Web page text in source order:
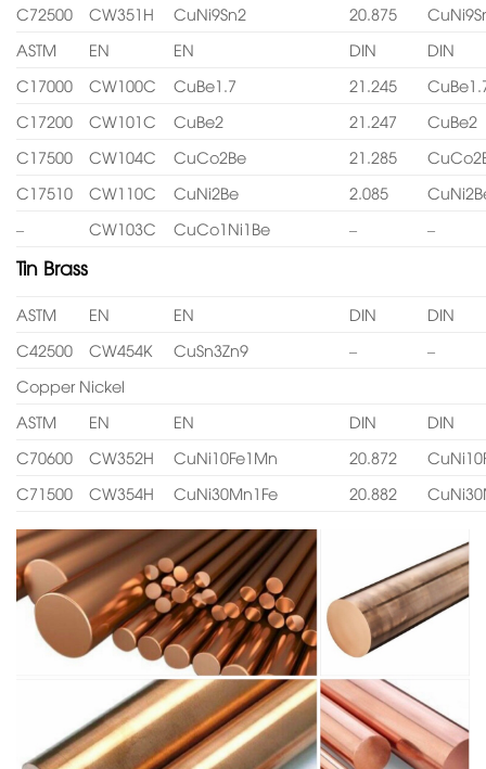
C72500
CW351H CuNi9Sn2 20.875
ASTM
EN EN DIN
DIN
C17000
CW100C CuBe1.7 21.245
C17200
CW101C CuBe2 21.247
CuBe2
C17500
CW104C CuCo2Be 21.285
C17510
CW110C CuNi2Be 2.085
–
CW103C CuCo1Ni1Be – –
Tin Brass
ASTM EN EN DIN
DIN
C42500
CW454K CuSn3Zn9 –
–
Copper Nickel
ASTM
EN EN DIN
DIN
C70600
CW352H CuNi10Fe1Mn 20.872
C71500
CW354H CuNi30Mn1Fe 20.882